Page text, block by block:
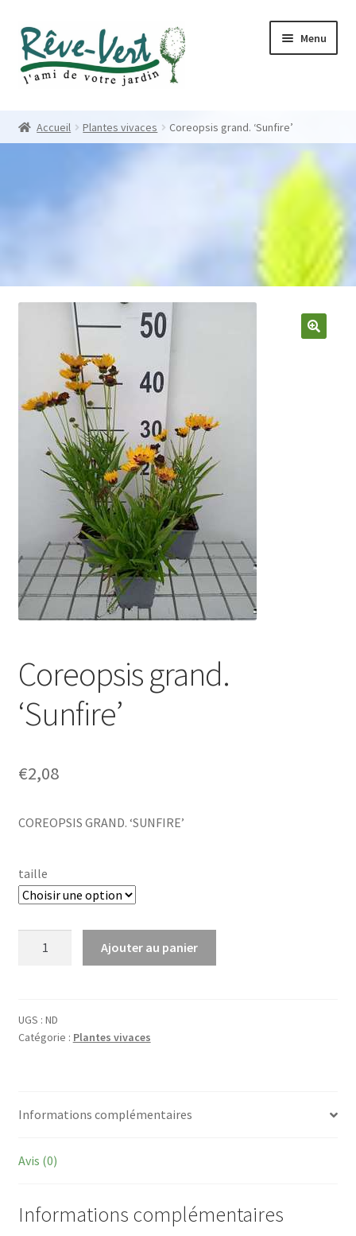
Skip
to
navigation
Skip
to
content
Menu
Accueil Plantes vivaces Coreopsis grand. ‘Sunfire’
Coreopsis grand.
‘Sunfire’
€2,08
COREOPSIS GRAND. ‘SUNFIRE’
taille
'Sunfire'
Ajouter au panier
UGS : ND
Catégorie : Plantes vivaces
Informations complémentaires
Avis (0)
Informations complémentaires